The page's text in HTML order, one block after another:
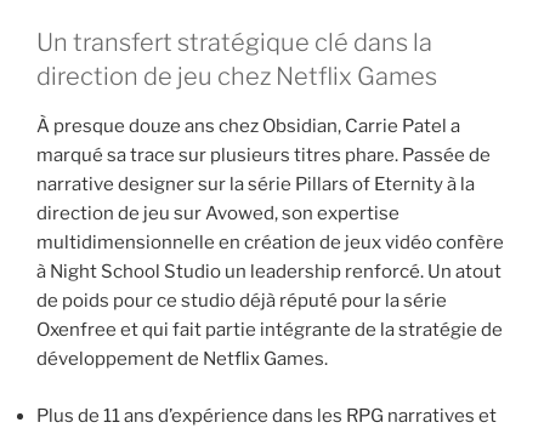
Un transfert stratégique clé dans la
direction de jeu chez Netflix Games
À presque douze ans chez Obsidian, Carrie Patel a
marqué sa trace sur plusieurs titres phare. Passée de
narrative designer sur la série Pillars of Eternity à la
direction de jeu sur Avowed, son expertise
multidimensionnelle en création de jeux vidéo confère
à Night School Studio un leadership renforcé. Un atout
de poids pour ce studio déjà réputé pour la série
Oxenfree et qui fait partie intégrante de la stratégie de
développement de Netflix Games.
Plus de 11 ans d’expérience dans les RPG narratives et